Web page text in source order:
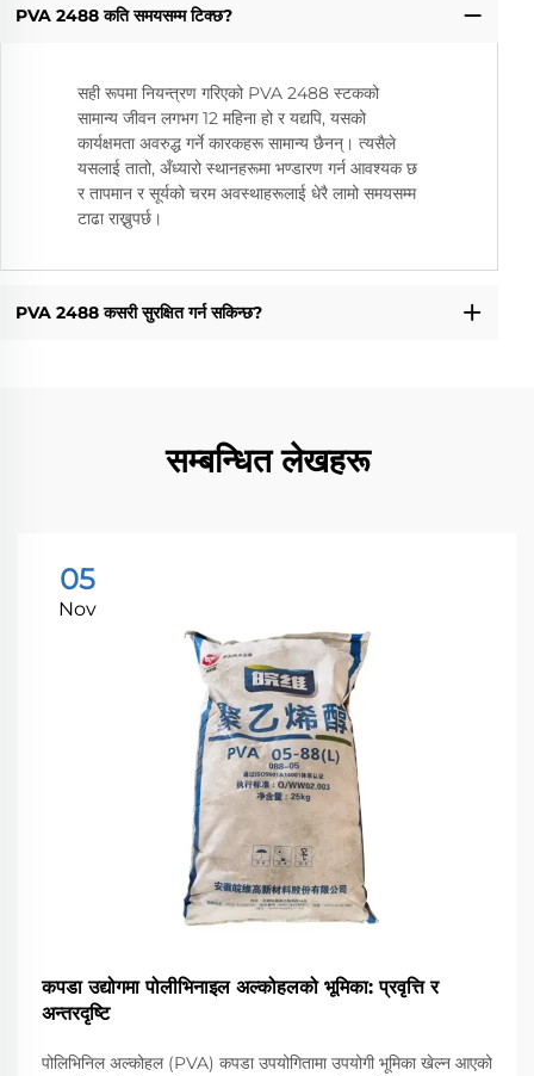
PVA 2488 कति समयसम्म टिक्छ?
सही रूपमा नियन्त्रण गरिएको PVA 2488 स्टकको
सामान्य जीवन लगभग 12 महिना हो र यद्यपि, यसको
कार्यक्षमता अवरुद्ध गर्ने कारकहरू सामान्य छैनन्। त्यसैले
यसलाई तातो, अँध्यारो स्थानहरूमा भण्डारण गर्न आवश्यक छ
र तापमान र सूर्यको चरम अवस्थाहरूलाई धेरै लामो समयसम्म
टाढा राख्नुपर्छ।
PVA 2488 कसरी सुरक्षित गर्न सकिन्छ?
सम्बन्धित लेखहरू
05
Nov
कपडा उद्योगमा पोलीभिनाइल अल्कोहलको भूमिका: प्रवृत्ति र
अन्तरदृष्टि
पोलिभिनिल अल्कोहल (PVA) कपडा उपयोगितामा उपयोगी भूमिका खेल्न आएको